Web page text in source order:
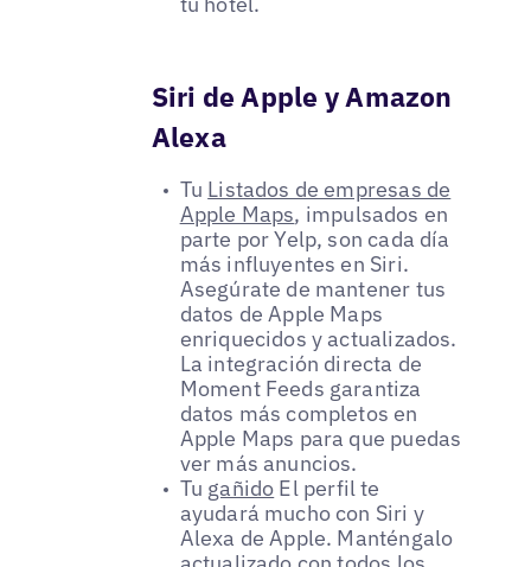
Siri de Apple y Amazon
Alexa
Tu Listados de empresas de
Apple Maps, impulsados en
parte por Yelp, son cada día
más influyentes en Siri.
Asegúrate de mantener tus
datos de Apple Maps
enriquecidos y actualizados.
La integración directa de
Moment Feeds garantiza
datos más completos en
Apple Maps para que puedas
ver más anuncios.
Tu gañido El perfil te
ayudará mucho con Siri y
Alexa de Apple. Manténgalo